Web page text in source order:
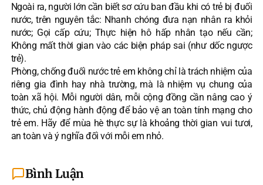
Ngoài ra, người lớn cần biết sơ cứu ban đầu khi có trẻ bị đuối
nước, trên nguyên tắc: Nhanh chóng đưa nạn nhân ra khỏi
nước; Gọi cấp cứu; Thực hiện hô hấp nhân tạo nếu cần;
Không mất thời gian vào các biện pháp sai (như dốc ngược
trẻ).
Phòng, chống đuối nước trẻ em không chỉ là trách nhiệm của
riêng gia đình hay nhà trường, mà là nhiệm vụ chung của
toàn xã hội. Mỗi người dân, mỗi cộng đồng cần nâng cao ý
thức, chủ động hành động để bảo vệ an toàn tính mạng cho
trẻ em. Hãy để mùa hè thực sự là khoảng thời gian vui tươi,
an toàn và ý nghĩa đối với mỗi em nhỏ.
Bình Luận